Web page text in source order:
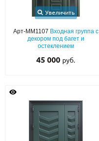
Увеличить
Арт-ММ1107 Входная группа с
декором под багет и
остеклением
45 000 руб.